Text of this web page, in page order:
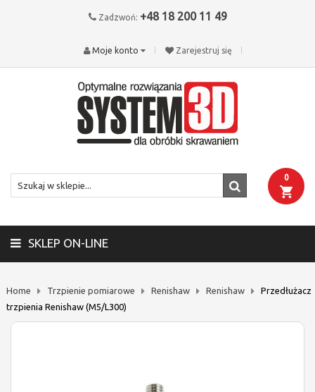
Zadzwoń: +48 18 200 11 49
Zarejestruj się
Moje konto
0
SKLEP ON-LINE
Home Trzpienie pomiarowe Renishaw Renishaw
Przedłużacz
trzpienia Renishaw (M5/L300)